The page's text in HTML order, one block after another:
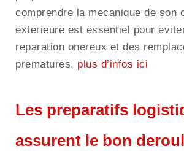
comprendre la mecanique de son
exterieure est essentiel pour
reparation onereux et des
prematures. plus d’infos ici
Les preparatifs
assurent le bon